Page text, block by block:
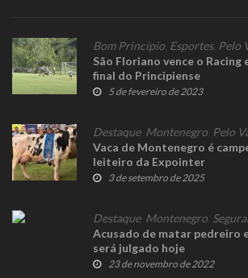
Bom Princípio Esportes, Pelo
São Floriano vence o Racing
final do Principiense
5 de fevereiro de 2023
Destaque, Montenegro Pelo
Vaca de Montenegro é
leiteiro da Expointer
3 de setembro de 2025
Destaque, Montenegro
Acusado de matar pedreiro
será julgado hoje
23 de novembro de 2022